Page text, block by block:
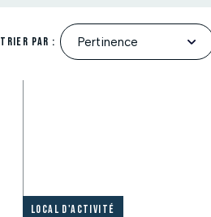
Trier par :
Local d'activité